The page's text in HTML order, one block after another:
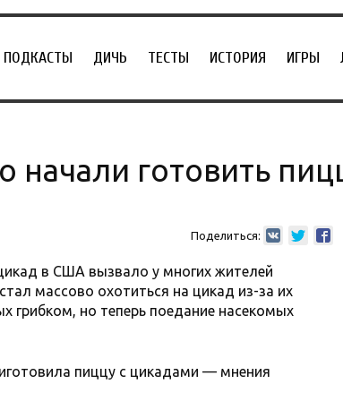
ПОДКАСТЫ ДИЧЬ ТЕСТЫ ИСТОРИЯ ИГРЫ
начали готовить
Поделиться:
в США вызвало у многих жителей
массово охотиться на цикад из-за их
грибком, но теперь поедание насекомых
пиццу с цикадами — мнения